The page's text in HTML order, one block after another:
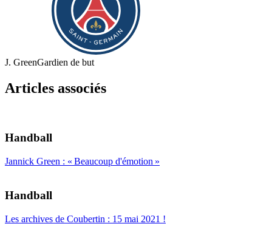
J. GreenGardien de but
Articles associés
Handball
Jannick Green : « Beaucoup d'émotion »
Handball
Les archives de Coubertin : 15 mai 2021 !